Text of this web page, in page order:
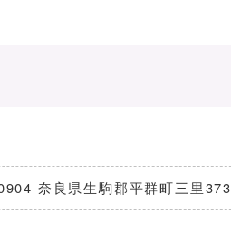
奈良県生駒郡平群町三里373